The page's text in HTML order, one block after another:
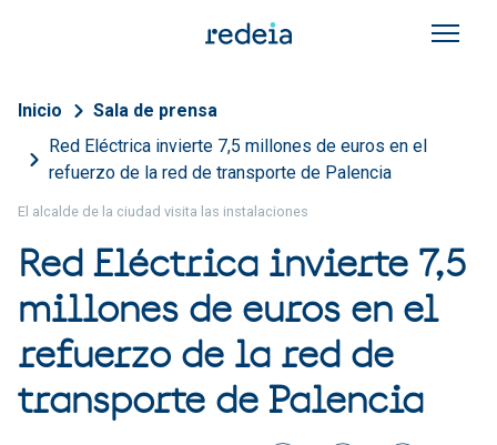
Sobrescribir enlaces de
Inicio
Sala de prensa
Red Eléctrica invierte 7,5 millones de euros en el
refuerzo de la red de transporte de Palencia
El alcalde de la ciudad visita las instalaciones
Red Eléctrica invierte 7,5
millones de euros en el
refuerzo de la red de
transporte de Palencia